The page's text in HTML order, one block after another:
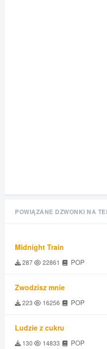
POWIĄZANE DZWONKI NA
Midnight Train
287 22861 POP
Zwodzisz mnie
223 16256 POP
Ludzie z cukru
130 14833 POP